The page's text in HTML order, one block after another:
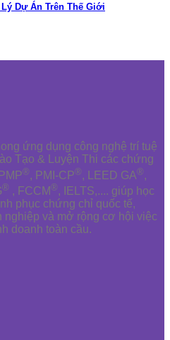
Dự Án Trên Thế Giới
ứng dụng công nghệ trí tuệ
Tạo & Luyện Thi các chứng
®, PMI-CP®, LEED GA®,
® , FCCM®, IELTS,.... giúp học
phục chứng chỉ quốc tế,
nghiệp và mở rộng cơ hội việc
doanh toàn cầu.